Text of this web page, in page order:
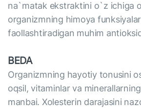
na`matak ekstraktini o`z ichiga
organizmning himoya
faollashtiradigan muhim
BEDA
Organizmning hayotiy tonusini
oqsil, vitaminlar va
manbai. Xolesterin darajasini